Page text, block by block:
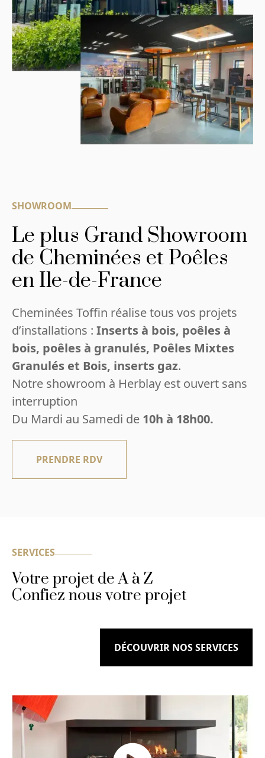
SHOWROOM
Le plus Grand Showroom
de Cheminées et Poêles
en Ile-de-France
Cheminées Toffin réalise tous vos projets
d’installations : Inserts à bois, poêles à
bois, poêles à granulés, Poêles Mixtes
Granulés et Bois, inserts gaz.
Notre showroom à Herblay est ouvert sans
interruption
Du Mardi au Samedi de 10h à 18h00.
PRENDRE RDV
SERVICES
Votre projet de A à Z
Confiez nous votre projet
DÉCOUVRIR NOS SERVICES